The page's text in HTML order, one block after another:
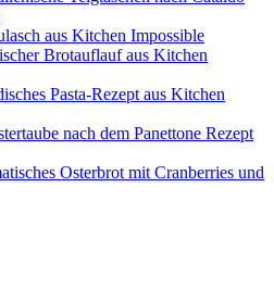
aus Kitchen Impossible
Brotauflauf aus Kitchen
Pasta-Rezept aus Kitchen
nach dem Panettone Rezept
Osterbrot mit Cranberries und